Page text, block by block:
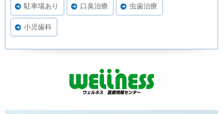
駐車場あり 口臭治療 虫歯治療
小児歯科